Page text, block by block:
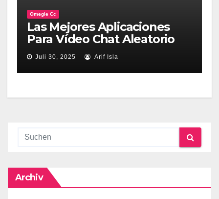
Omegle Cc
Las Mejores Aplicaciones
Para Vídeo Chat Aleatorio
Juli 30, 2025 Arif Isla
Archiv